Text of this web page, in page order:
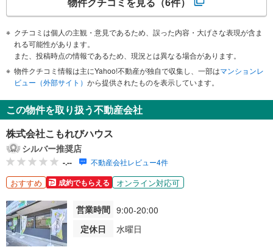
クチコミは個人の主観・意見であるため、誤った内容・大げさな表現が含ま
れる可能性があります。
また、投稿時点の情報であるため、現況とは異なる場合があります。
物件クチコミ情報は主にYahoo!不動産が独自で収集し、一部はマンションレ
ビュー（外部サイト） から提供されたものを表示しています。
この物件を取り扱う不動産会社
株式会社こもれびハウス
シルバー推奨店
-.-- 不動産会社レビュー4件
おすすめ 成約でもらえる オンライン対応可
営業時間 9:00-20:00
定休日
水曜日